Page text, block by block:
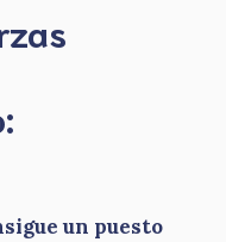
un puesto